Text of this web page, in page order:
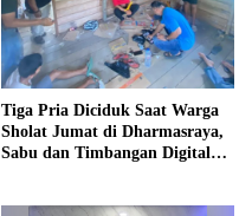
Tiga Pria Diciduk Saat Warga
Sholat Jumat di Dharmasraya,
Sabu dan Timbangan Digital